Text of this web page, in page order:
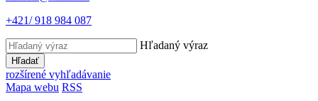
+421/ 918 984 087
Hľadaný výraz
Hľadať
rozšírené vyhľadávanie
Mapa webu RSS